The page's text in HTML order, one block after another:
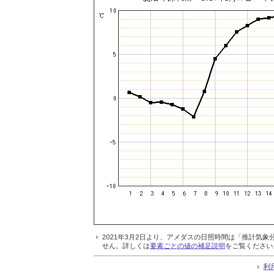
2021年3月2日より、アメダスの日照時間は「推計気象
せん。詳しくは要素ごとの値の補足説明をご覧ください
利